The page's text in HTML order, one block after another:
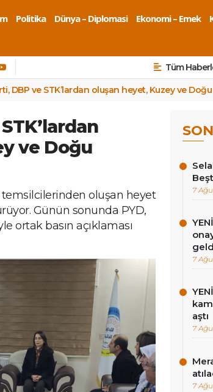
Politika Dünya – Diplomasi Ekonomi – Emek
Tüm
DBP ve STK’lardan oluşan heyet, Kuzey ve Doğu
ve Doğu
oluşan heyet
Günün sonunda PYD,
ortak basın açıklaması
7
7
aştı
7
7